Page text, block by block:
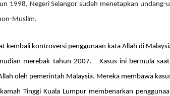
1998, Negeri Selangor sudah menetapkan undang-
Muslim.
kembali kontroversi penggunaan kata Allah di
merebak tahun 2007.
Kasus ini bermula
oleh pemerintah Malaysia. Mereka membawa
TinggiKuala Lumpur membenarkan